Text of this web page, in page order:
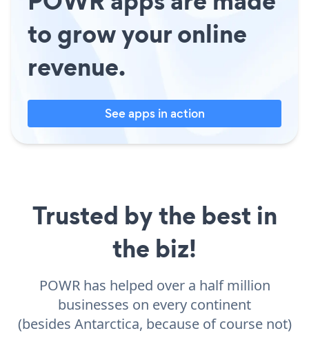
to grow your online
revenue.
See apps in action
Trusted by the best in
the biz!
POWR has helped over a half million
businesses on every continent
(besides Antarctica, because of course not)